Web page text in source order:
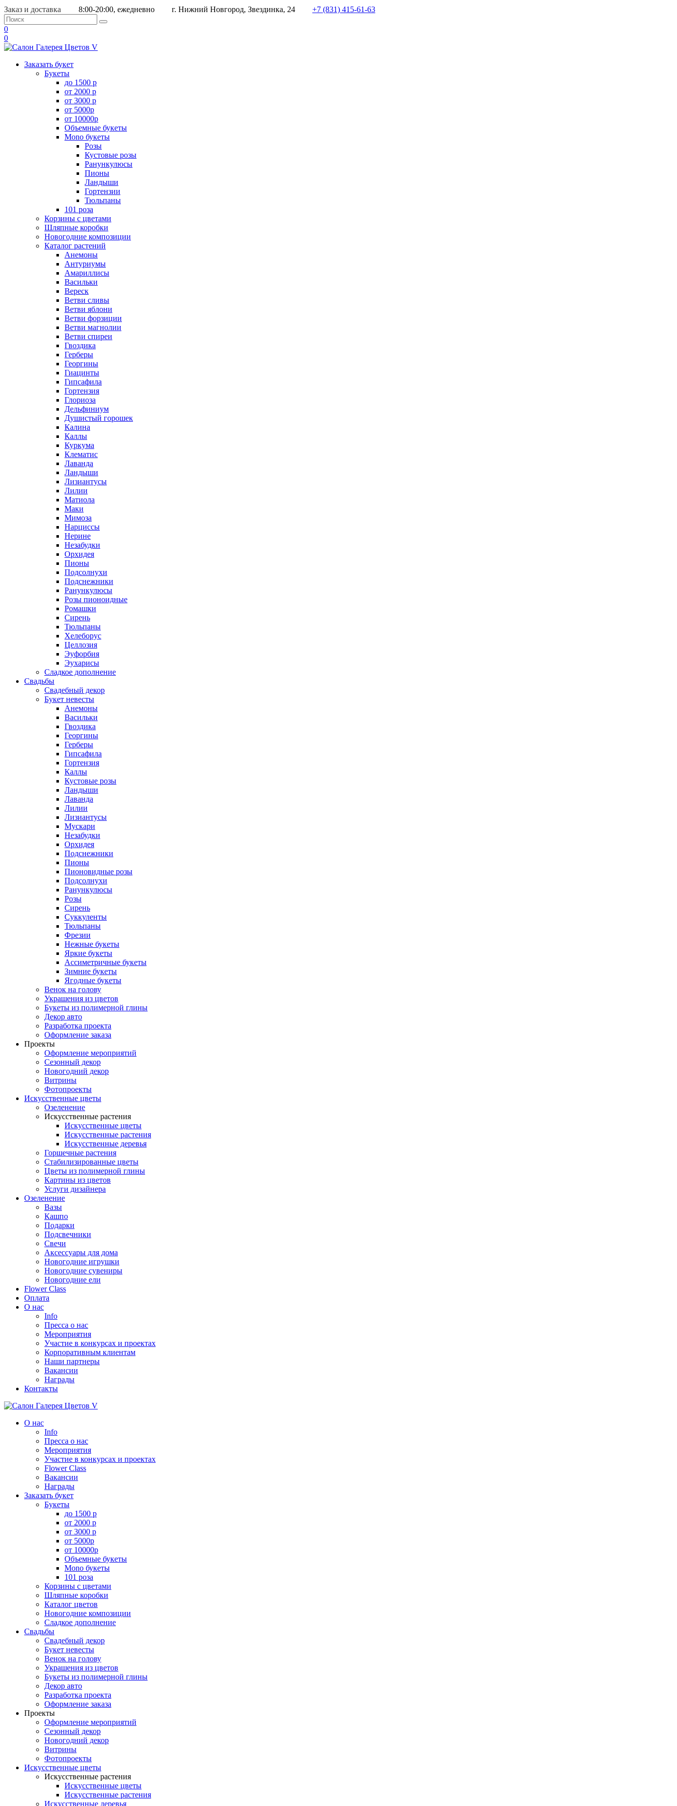
Заказ и доставка 8:00-20:00, ежедневно г. Нижний Новгород, Звездинка, 24 +7 (831) 415-61-63
0
0
Заказать букет
Букеты
до 1500 р
от 2000 р
от 3000 р
от 5000р
от 10000р
Объемные букеты
Mono букеты
Розы
Кустовые розы
Ранункулюсы
Пионы
Ландыши
Гортензии
Тюльпаны
101 роза
Корзины с цветами
Шляпные коробки
Новогодние композиции
Каталог растений
Анемоны
Антуриумы
Амариллисы
Васильки
Вереск
Ветви сливы
Ветви яблони
Ветви форзиции
Ветви магнолии
Ветви спиреи
Гвоздика
Герберы
Георгины
Гиацинты
Гипсафила
Гортензия
Глориоза
Дельфиниум
Душистый горошек
Калина
Каллы
Куркума
Клематис
Лаванда
Ландыши
Лизиантусы
Лилии
Матиола
Маки
Мимоза
Нарциссы
Нерине
Незабудки
Орхидея
Пионы
Подсолнухи
Подснежники
Ранункулюсы
Розы пионоидные
Ромашки
Сирень
Тюльпаны
Хелеборус
Целлозия
Эуфорбия
Эухарисы
Сладкое дополнение
Свадьбы
Свадебный декор
Букет невесты
Анемоны
Васильки
Гвоздика
Георгины
Герберы
Гипсафила
Гортензия
Каллы
Кустовые розы
Ландыши
Лаванда
Лилии
Лизиантусы
Мускари
Незабудки
Орхидея
Подснежники
Пионы
Пионовидные розы
Подсолнухи
Ранункулюсы
Розы
Сирень
Суккуленты
Тюльпаны
Фрезии
Нежные букеты
Яркие букеты
Ассиметричные букеты
Зимние букеты
Ягодные букеты
Венок на голову
Украшения из цветов
Букеты из полимерной глины
Декор авто
Разработка проекта
Оформление заказа
Проекты
Оформление мероприятий
Сезонный декор
Новогодний декор
Витрины
Фотопроекты
Искусственные цветы
Озеленение
Искусственные растения
Искусственные цветы
Искусственные растения
Искусственные деревья
Горшечные растения
Стабилизированные цветы
Цветы из полимерной глины
Картины из цветов
Услуги дизайнера
Озеленение
Вазы
Кашпо
Подарки
Подсвечники
Свечи
Аксессуары для дома
Новогодние игрушки
Новогодние сувениры
Новогодние ели
Flower Class
Оплата
О нас
Info
Пресса о нас
Мероприятия
Участие в конкурсах и проектах
Корпоративным клиентам
Наши партнеры
Вакансии
Награды
Контакты
О нас
Info
Пресса о нас
Мероприятия
Участие в конкурсах и проектах
Flower Class
Вакансии
Награды
Заказать букет
Букеты
до 1500 р
от 2000 р
от 3000 р
от 5000р
от 10000р
Объемные букеты
Mono букеты
101 роза
Корзины с цветами
Шляпные коробки
Каталог цветов
Новогодние композиции
Сладкое дополнение
Свадьбы
Свадебный декор
Букет невесты
Венок на голову
Украшения из цветов
Букеты из полимерной глины
Декор авто
Разработка проекта
Оформление заказа
Проекты
Оформление мероприятий
Сезонный декор
Новогодний декор
Витрины
Фотопроекты
Искусственные цветы
Искусственные растения
Искусственные цветы
Искусственные растения
Искусственные деревья